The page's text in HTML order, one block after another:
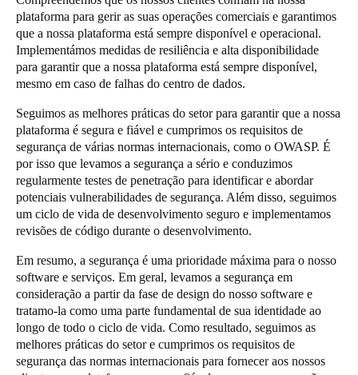
Portugal
Português
Italiano
Russia
Russian
Poland
Polski
Czech Republic
Čeština
Denmark
DanskereEnglish
plataforma para gerir as suas operações comerciais e garantimos
que a nossa plataforma está sempre disponível e operacional.
Implementámos medidas de resiliência e alta disponibilidade
para garantir que a nossa plataforma está sempre disponível,
mesmo em caso de falhas do centro de dados.
Seguimos as melhores práticas do setor para garantir que a nossa
plataforma é segura e fiável e cumprimos os requisitos de
segurança de várias normas internacionais, como o OWASP. É
por isso que levamos a segurança a sério e conduzimos
regularmente testes de penetração para identificar e abordar
potenciais vulnerabilidades de segurança. Além disso, seguimos
um ciclo de vida de desenvolvimento seguro e implementamos
revisões de código durante o desenvolvimento.
Em resumo, a segurança é uma prioridade máxima para o nosso
software e serviços. Em geral, levamos a segurança em
consideração a partir da fase de design do nosso software e
tratamo-la como uma parte fundamental de sua identidade ao
longo de todo o ciclo de vida. Como resultado, seguimos as
melhores práticas do setor e cumprimos os requisitos de
segurança das normas internacionais para fornecer aos nossos